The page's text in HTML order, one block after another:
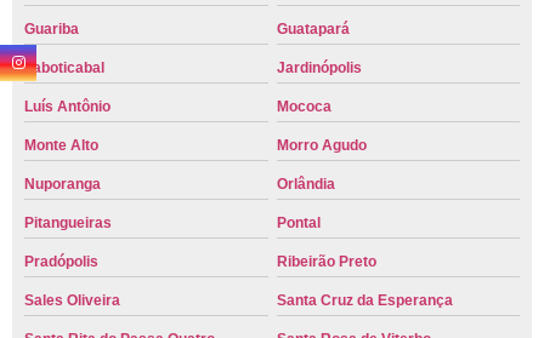
Guariba Guatapará
Jaboticabal Jardinópolis
Luís Antônio Mococa
Monte Alto Morro Agudo
Nuporanga Orlândia
Pitangueiras Pontal
Pradópolis Ribeirão Preto
Sales Oliveira Santa Cruz da Esperança